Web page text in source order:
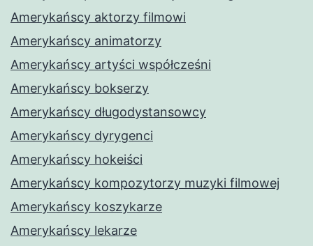
Amerykańscy aktorzy filmowi
Amerykańscy animatorzy
Amerykańscy artyści współcześni
Amerykańscy bokserzy
Amerykańscy długodystansowcy
Amerykańscy dyrygenci
Amerykańscy hokeiści
Amerykańscy kompozytorzy muzyki filmowej
Amerykańscy koszykarze
Amerykańscy lekarze